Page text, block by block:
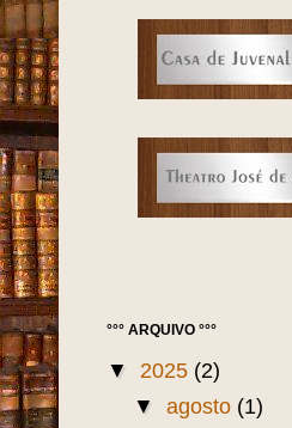
°°° ARQUIVO °°°
▼ 2025 (2)
▼ agosto (1)